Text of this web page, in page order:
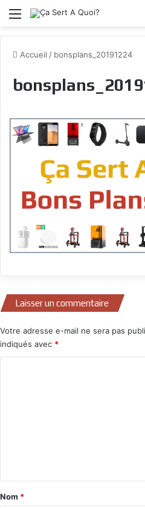
Menu
Accueil / bonsplans_20191224
Laisser un commentaire
Votre adresse e-mail ne sera pas
indiqués avec *
a
Nom *